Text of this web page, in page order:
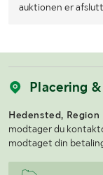
auktionen er
Placering
Hedensted, Region
modtager du
modtaget din